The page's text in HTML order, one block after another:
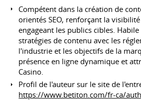
Compétent dans la création de
orientés SEO, renforçant la
engageant les publics cibles.
stratégies de contenu avec les
l'industrie et les objectifs de la
présence en ligne dynamique et
Casino.
Profil de l'auteur sur le site de
https://www.betiton.com/fr-ca/